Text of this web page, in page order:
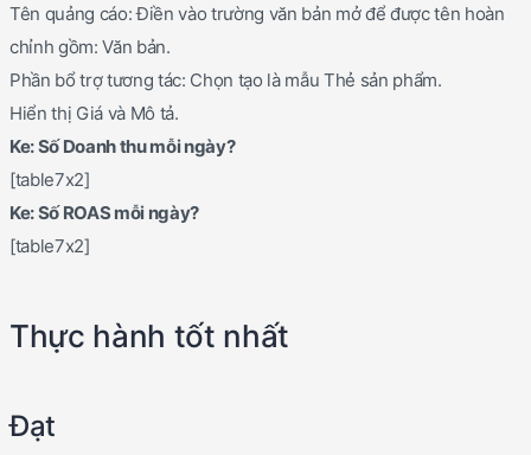
Tên quảng cáo: Điền vào trường văn bản mở để được tên hoàn
chỉnh gồm: Văn bản.
Phần bổ trợ tương tác: Chọn tạo là mẫu Thẻ sản phẩm.
Hiển thị Giá và Mô tả.
Ke: Số Doanh thu mỗi ngày?
[table7x2]
Ke: Số ROAS mỗi ngày?
[table7x2]
Thực hành tốt nhất
Đạt